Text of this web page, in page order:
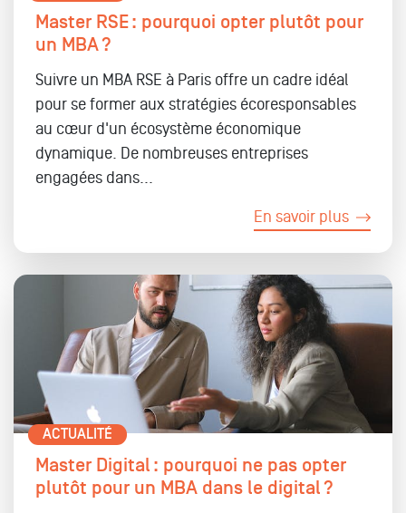
Master RSE : pourquoi opter plutôt pour
un MBA ?
Suivre un MBA RSE à Paris offre un cadre idéal
pour se former aux stratégies écoresponsables
au cœur d'un écosystème économique
dynamique. De nombreuses entreprises
engagées dans...
En savoir plus
ACTUALITÉ
Master Digital : pourquoi ne pas opter
plutôt pour un MBA dans le digital ?